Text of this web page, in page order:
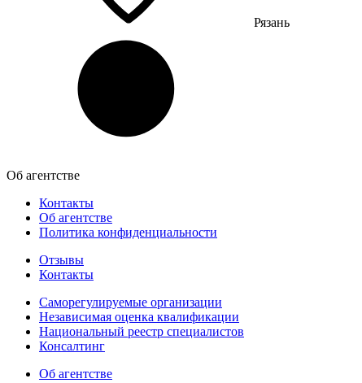
Рязань
Об агентстве
Контакты
Об агентстве
Политика конфиденциальности
Отзывы
Контакты
Саморегулируемые организации
Независимая оценка квалификации
Национальный реестр специалистов
Консалтинг
Об агентстве